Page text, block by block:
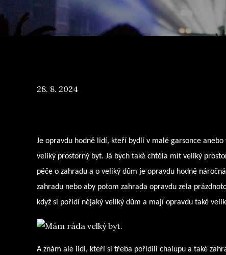
Posted
28. 8. 2024
Je opravdu hodně lidí, kteří bydlí v malé garsonce
veliký prostorný byt. Já bych také chtěla mít veliký
péče o zahradu a o veliký dům je opravdu hodně
zahradu nebo aby potom zahrada opravdu zela
když si pořídí nějaký veliký dům a mají opravdu také
A znám ale lidi, kteří si třeba pořídili chalupu a také